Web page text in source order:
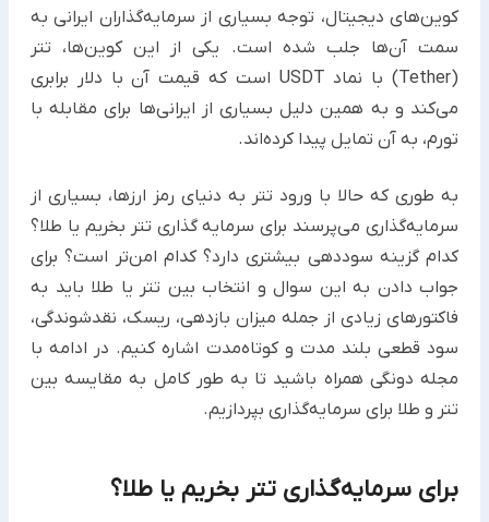
‏کوین‌های دیجیتال، توجه بسیاری از سرمایه‌گذاران ایرانی به
سمت آن‌ها جلب شده است. یکی از این کوین‌ها، تتر
(‏Tether‏) با ‏نماد ‏USDT‏ است که قیمت آن با دلار برابری
می‌کند و به همین دلیل بسیاری از ایرانی‌ها برای مقابله با
تورم، به آن تمایل ‏پیدا کرده‌اند.‏
به طوری که حالا با ورود تتر به دنیای رمز ارزها‌، بسیاری از
سرمایه‌گذاری می‌پرسند برای سرمایه گذاری تتر بخریم یا طلا؟
‏کدام گزینه سوددهی بیشتری دارد؟ کدام امن‌تر است؟ برای
جواب دادن به این سوال و انتخاب بین تتر یا طلا باید به
‏فاکتورهای زیادی از جمله میزان بازدهی، ریسک، نقدشوندگی،
سود قطعی بلند مدت و کوتاه‌مدت اشاره کنیم. در ادامه با
مجله ‏دونگی همراه باشید تا به طور کامل به مقایسه بین
تتر و طلا برای سرمایه‌گذاری بپردازیم.‏
برای سرمایه‌گذاری تتر بخریم یا طلا؟